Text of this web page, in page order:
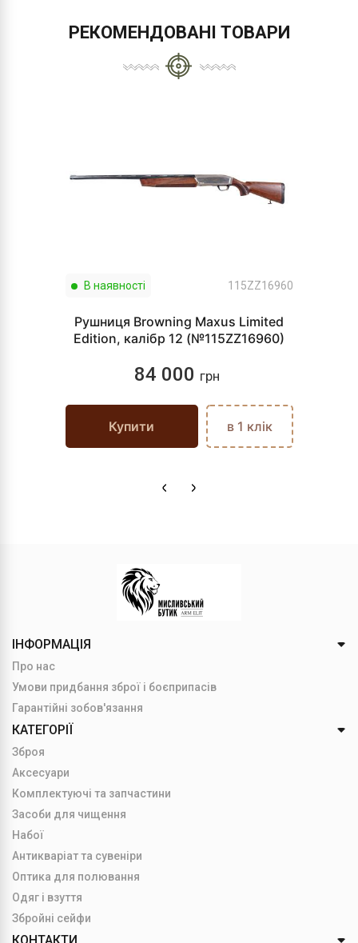
РЕКОМЕНДОВАНІ ТОВАРИ
В наявності 115ZZ16960
Рушниця Browning Maxus Limited
Edition, калібр 12 (№115ZZ16960)
84 000 грн
Купити в 1 клік
ІНФОРМАЦІЯ
Про нас
Умови придбання зброї і боєприпасів
Гарантійні зобов'язання
КАТЕГОРІЇ
Зброя
Аксесуари
Комплектуючі та запчастини
Засоби для чищення
Набої
Антикваріат та сувеніри
Оптика для полювання
Одяг і взуття
Збройні сейфи